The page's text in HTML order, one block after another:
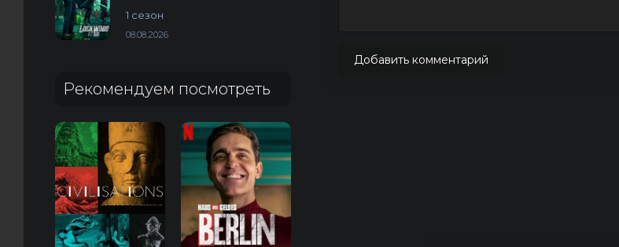
1 сезон
08.08.2026
Рекомендуем посмотреть
Добавить комментарий